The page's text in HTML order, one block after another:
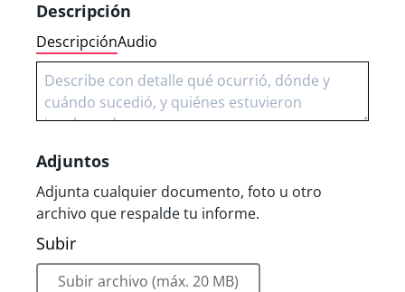
Acoso sexual
Acoso laboral
Propiedad intelectual
Descripción
DescripciónAudio
Adjuntos
Adjunta cualquier documento, foto u otro
archivo que respalde tu informe.
Subir
Subir archivo (máx. 20 MB)